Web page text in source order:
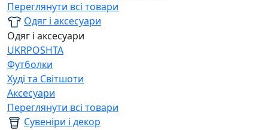
Переглянути всі товари
Одяг і аксесуари
Одяг і аксесуари
UKRPOSHTA
Футболки
Худі та Світшоти
Аксесуари
Переглянути всі товари
Сувеніри і декор